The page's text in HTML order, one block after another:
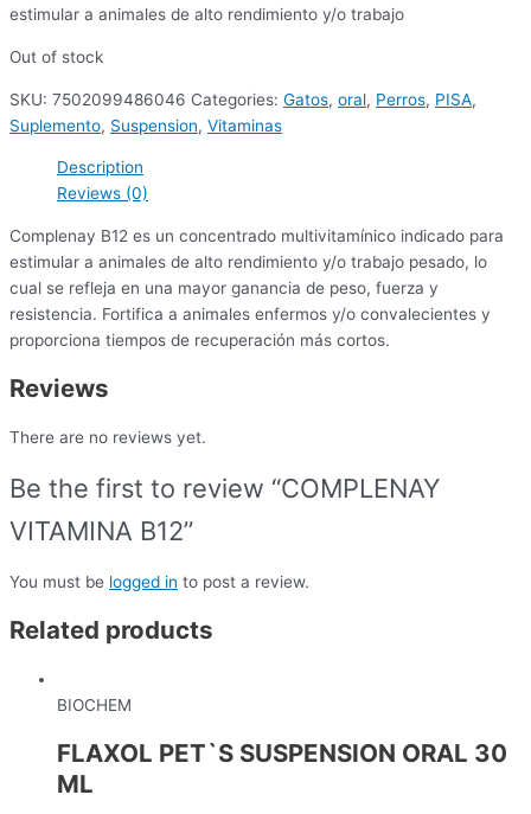
estimular a animales de alto rendimiento y/o trabajo
Out of stock
SKU: 7502099486046 Categories: Gatos, oral, Perros, PISA,
Suplemento, Suspension, Vitaminas
Description
Reviews (0)
Complenay B12 es un concentrado multivitamínico indicado para
estimular a animales de alto rendimiento y/o trabajo pesado, lo
cual se refleja en una mayor ganancia de peso, fuerza y
resistencia. Fortifica a animales enfermos y/o convalecientes y
proporciona tiempos de recuperación más cortos.
Reviews
There are no reviews yet.
Be the first to review “COMPLENAY
VITAMINA B12”
You must be logged in to post a review.
Related products
BIOCHEM
FLAXOL PET`S SUSPENSION ORAL 30
ML